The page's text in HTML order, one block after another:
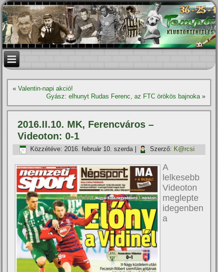
«Valentin-napi akció!
Gyász: elhunyt Rudas Ferenc, az FTC örökös bajnoka»
2016.II.10. MK, Ferencváros –
Videoton: 0-1
Közzétéve: 2016. február 10. szerda| Szerző: K@rcsi
A
lelkesebb
Videoton
meglepte
idegenben
a